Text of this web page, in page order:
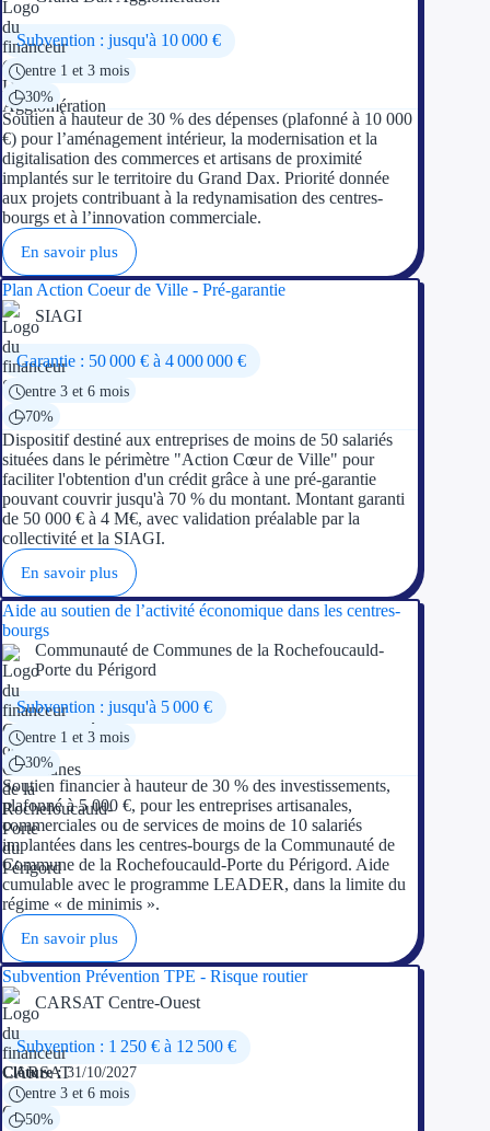
Subvention : jusqu'à 10 000 €
entre 1 et 3 mois
30%
Soutien à hauteur de 30 % des dépenses (plafonné à 10 000
€) pour l’aménagement intérieur, la modernisation et la
digitalisation des commerces et artisans de proximité
implantés sur le territoire du Grand Dax. Priorité donnée
aux projets contribuant à la redynamisation des centres-
bourgs et à l’innovation commerciale.
En savoir plus
Plan Action Coeur de Ville - Pré-garantie
SIAGI
Garantie : 50 000 € à 4 000 000 €
entre 3 et 6 mois
70%
Dispositif destiné aux entreprises de moins de 50 salariés
situées dans le périmètre "Action Cœur de Ville" pour
faciliter l'obtention d'un crédit grâce à une pré-garantie
pouvant couvrir jusqu'à 70 % du montant. Montant garanti
de 50 000 € à 4 M€, avec validation préalable par la
collectivité et la SIAGI.
En savoir plus
Aide au soutien de l’activité économique dans les centres-
bourgs
Communauté de Communes de la Rochefoucauld-
Porte du Périgord
Subvention : jusqu'à 5 000 €
entre 1 et 3 mois
30%
Soutien financier à hauteur de 30 % des investissements,
plafonné à 5 000 €, pour les entreprises artisanales,
commerciales ou de services de moins de 10 salariés
implantées dans les centres-bourgs de la Communauté de
Commune de la Rochefoucauld-Porte du Périgord. Aide
cumulable avec le programme LEADER, dans la limite du
régime « de minimis ».
En savoir plus
Subvention Prévention TPE - Risque routier
CARSAT Centre-Ouest
Subvention : 1 250 € à 12 500 €
Clôture :31/10/2027
entre 3 et 6 mois
50%